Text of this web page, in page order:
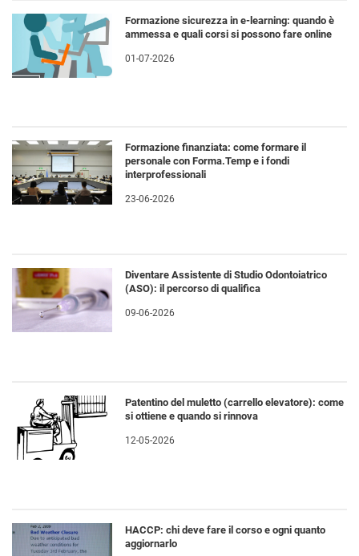
Formazione sicurezza in e-learning: quando è
ammessa e quali corsi si possono fare online
01-07-2026
Formazione finanziata: come formare il
personale con Forma.Temp e i fondi
interprofessionali
23-06-2026
Diventare Assistente di Studio Odontoiatrico
(ASO): il percorso di qualifica
09-06-2026
Patentino del muletto (carrello elevatore): come
si ottiene e quando si rinnova
12-05-2026
HACCP: chi deve fare il corso e ogni quanto
aggiornarlo